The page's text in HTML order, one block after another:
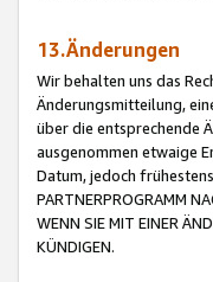
13.Änderungen
Wir behalten uns das
Änderungsmitteilung,
über die entsprechende
ausgenommen etwaige
Datum, jedoch
PARTNERPROGRAMM
WENN SIE MIT EINER
KÜNDIGEN.